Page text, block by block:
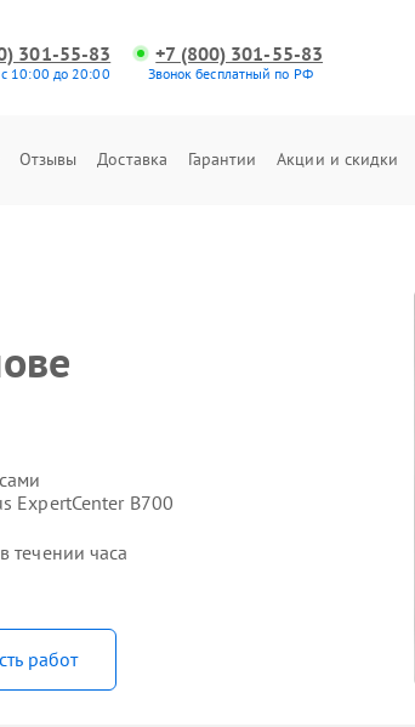
301-55-83
с 10:00 до 20:00
+7 (800) 301-55-83
Звонок бесплатный по РФ
Отзывы Доставка Гарантии Акции и скидки
ExpertCenter B700
течении часа
работ